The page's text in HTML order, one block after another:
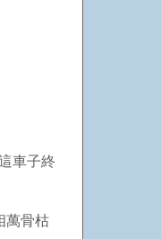
車子終
萬骨枯